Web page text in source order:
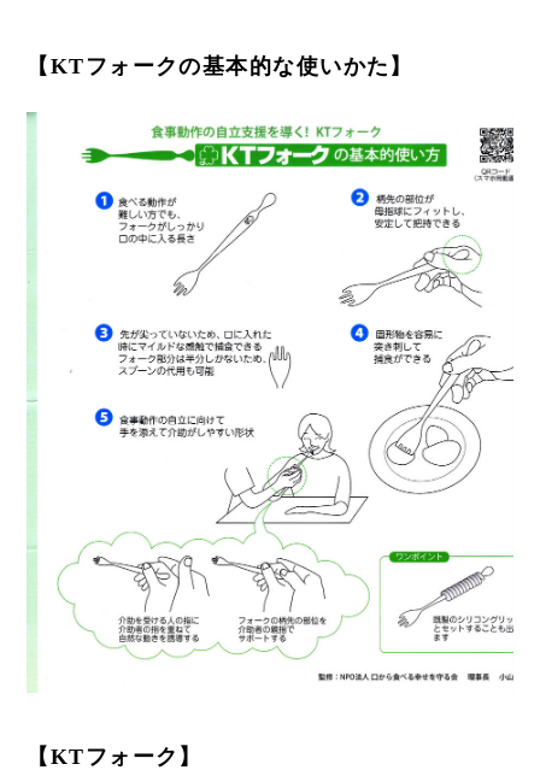
【KTフォークの基本的な使いかた】
【KTフォーク】